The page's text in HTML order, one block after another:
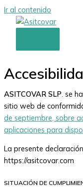
Ir al contenido
ASITCOVAR SLP . se
sitio web de
de septiembre, sobre
aplicaciones para
La presente
https://asitcovar.com
SITUACIÓN DE